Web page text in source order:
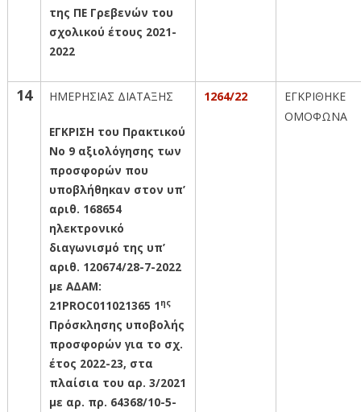
της ΠΕ Γρεβενών του
σχολικού έτους 2021-
2022
14 ΗΜΕΡΗΣΙΑΣ ΔΙΑΤΑΞΗΣ
ΕΓΚΡΙΣΗ του Πρακτικού
Νο 9 αξιολόγησης των
προσφορών που
υποβλήθηκαν στον υπ’
αριθ. 168654
ηλεκτρονικό
διαγωνισμό της υπ’
αριθ. 120674/28-7-2022
με ΑΔΑΜ:
21PROC011021365 1 ης
Πρόσκλησης υποβολής
προσφορών για το σχ.
έτος 2022-23, στα
πλαίσια του αρ. 3/2021
με αρ. πρ. 64368/10-5-
1264/22
ΕΓΚΡΙΘΗΚΕ
ΟΜΟΦΩΝΑ